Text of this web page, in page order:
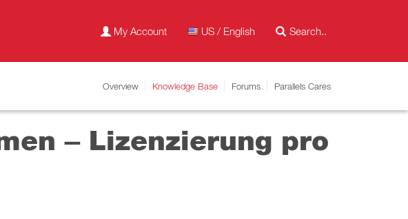
My Account US / English
Overview Knowledge Base Forums Parallels Cares
– Lizenzierung pro